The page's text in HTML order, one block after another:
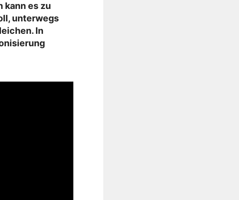
kann es zu
unterwegs
In